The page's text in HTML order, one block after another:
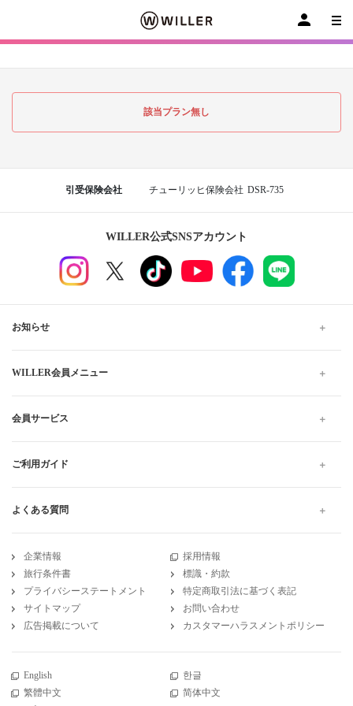
該当プラン無し
引受保険会社 チューリッヒ保険会社 DSR-735
WILLER公式SNSアカウント
お知らせ
WILLER会員メニュー
会員サービス
ご利用ガイド
よくある質問
企業情報
採用情報
旅行条件書
標識・約款
プライバシーステートメント
特定商取引法に基づく表記
サイトマップ
お問い合わせ
広告掲載について
カスタマーハラスメントポリシー
English
한글
繁體中文
简体中文